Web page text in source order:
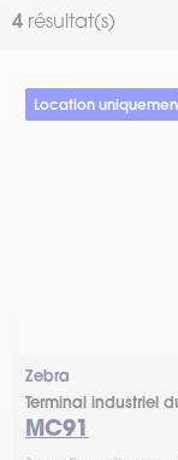
4 résultat(s)
Location
Zebra
Terminal industriel
MC91